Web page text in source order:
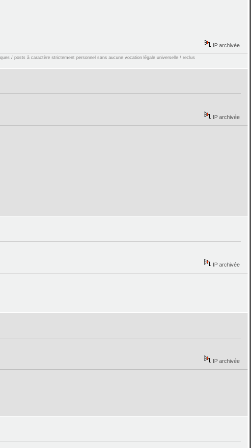
IP archivée
/ posts à caractère strictement personnel sans aucune vocation légale universelle / reclus
IP archivée
IP archivée
IP archivée